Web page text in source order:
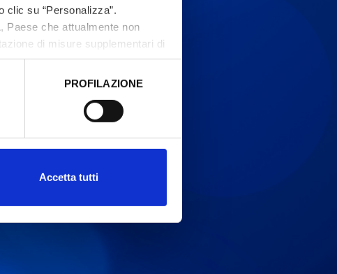
su “Personalizza”.
Paese che attualmente non
di misure supplementari di
PROFILAZIONE
Accetta tutti